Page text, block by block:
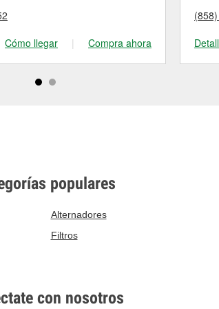
Cómo llegar | Compra ahora
populares
Alternadores
Filtros
con nosotros